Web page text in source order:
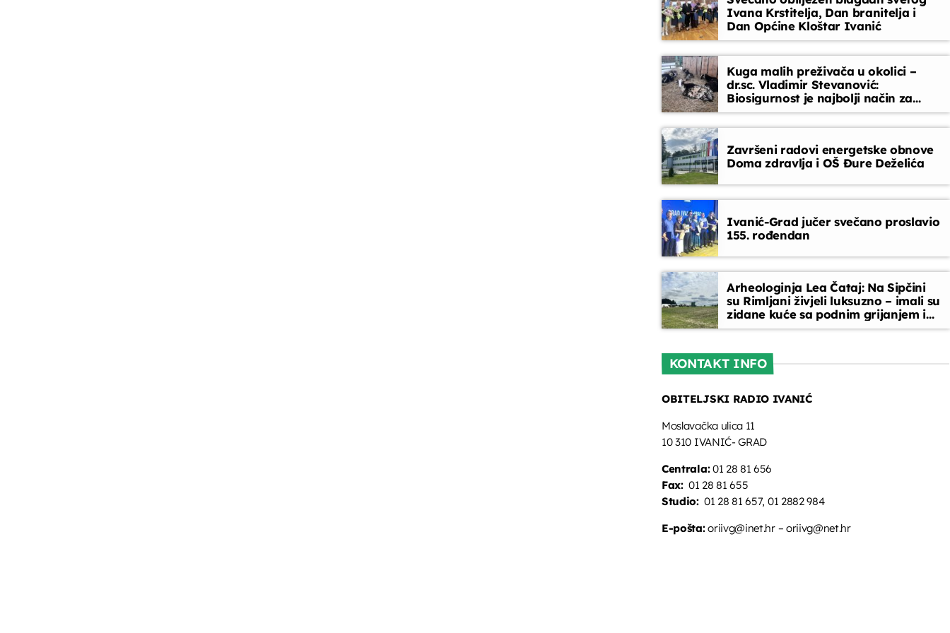
Glazbeni blok
svakodnevne trenutke
Ivana Krstitelja, Dan branitelja i
Dan Općine Kloštar Ivanić
Kuga malih preživača u okolici –
dr.sc. Vladimir Stevanović:
Biosigurnost je najbolji način za
sprječavanje ulaska bolesti
Završeni radovi energetske obnove
Doma zdravlja i OŠ Đure Deželića
Ivanić-Grad jučer svečano proslavio
155. rođendan
Arheologinja Lea Čataj: Na Sipčini
su Rimljani živjeli luksuzno – imali su
zidane kuće sa podnim grijanjem i
oslikanim zidovima
KONTAKT INFO
OBITELJSKI RADIO IVANIĆ
Moslavačka ulica 11
10 310 IVANIĆ- GRAD
Centrala:01 28 81 656
Fax:01 28 81 655
Studio:01 28 81 657, 01 2882 984
E-pošta:oriivg@inet.hr – oriivg@net.hr